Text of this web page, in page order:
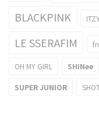
BLACKPINK
LE SSERAFIM
OH MY GIRL SHINee
SUPER JUNIOR